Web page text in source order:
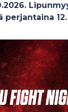
perjantaina